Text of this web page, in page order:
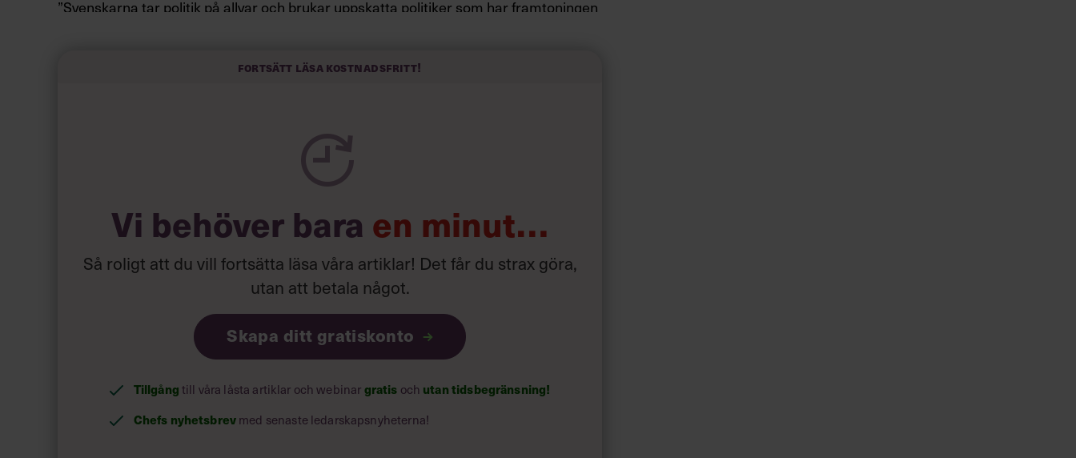
”Svenskarna tar politik på allvar och brukar uppskatta politiker som har framtoningen
sammanfatta de önskningar som svenskarna för fram i undersökningar.”
Siri Wikander: ”Led som i början av pandemin”
Fortsätt läsa kostnadsfritt!
Vi behöver bara en minut…
Så roligt att du vill fortsätta läsa våra artiklar! Det får du strax göra,
utan att betala något.
Skapa ditt gratiskonto
Tillgång till våra låsta artiklar och webinar gratis och utan tidsbegränsning!
Chefs nyhetsbrev med senaste ledarskapsnyheterna!